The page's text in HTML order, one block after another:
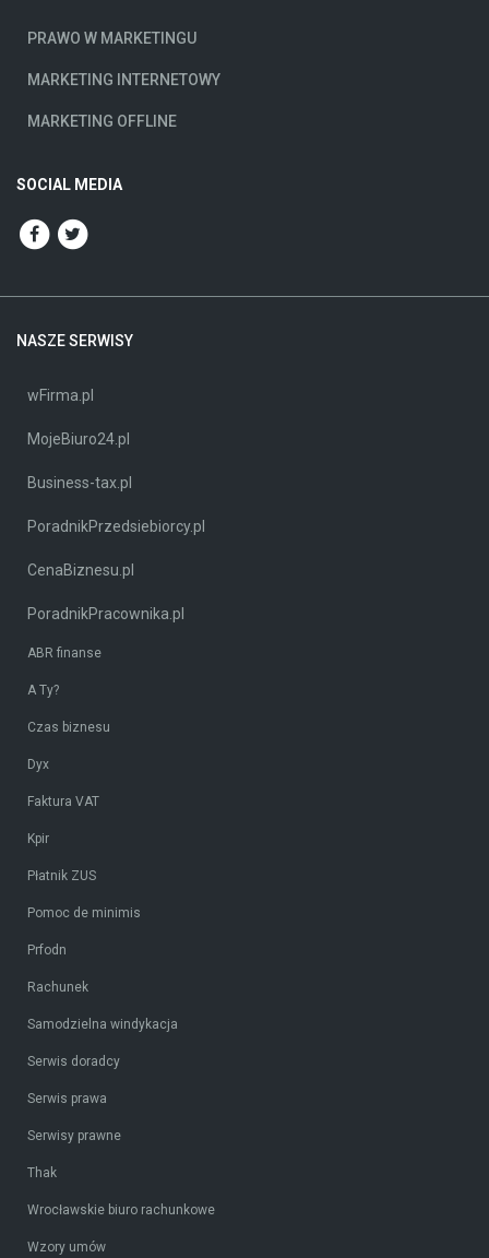
PRAWO W MARKETINGU
MARKETING INTERNETOWY
MARKETING OFFLINE
SOCIAL MEDIA
NASZE SERWISY
wFirma.pl
MojeBiuro24.pl
Business-tax.pl
PoradnikPrzedsiebiorcy.pl
CenaBiznesu.pl
PoradnikPracownika.pl
ABR finanse
A Ty?
Czas biznesu
Dyx
Faktura VAT
Kpir
Płatnik ZUS
Pomoc de minimis
Prfodn
Rachunek
Samodzielna windykacja
Serwis doradcy
Serwis prawa
Serwisy prawne
Thak
Wrocławskie biuro rachunkowe
Wzory umów